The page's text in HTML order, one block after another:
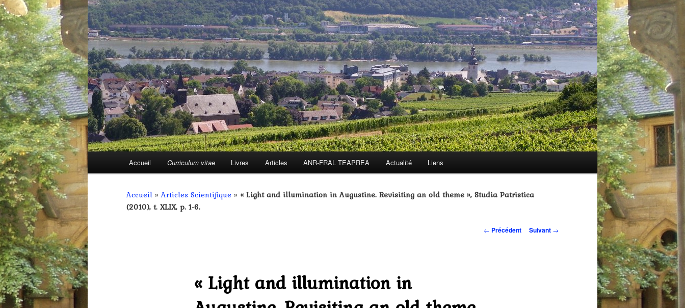
Aller
contenu
Accueil Curriculum vitae Livres Articles ANR-FRAL TEAPREA Actualité Liens
Accueil »Articles Scientifique » « Light and illumination in Augustine. Revisiting an old theme », Studia Patristica
(2010), t. XLIX, p. 1-6.
Navigation
← Précédent Suivant →
« Light and illumination in